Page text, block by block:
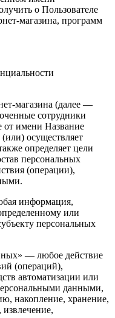
о Пользователе
магазина, программ
магазина (далее —
сотрудники
от имени Название
осуществляет
определяет цели
персональных
(операции),
информация,
или
персональных
— любое действие
(операций),
автоматизации или
данными,
накопление, хранение,